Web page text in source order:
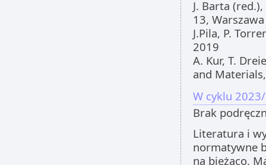
J. Barta
13,
J.Pila, P.
2019
A. Kur, T.
and
W cyklu
Brak
Literatura i
normatywne
na bieżąco.